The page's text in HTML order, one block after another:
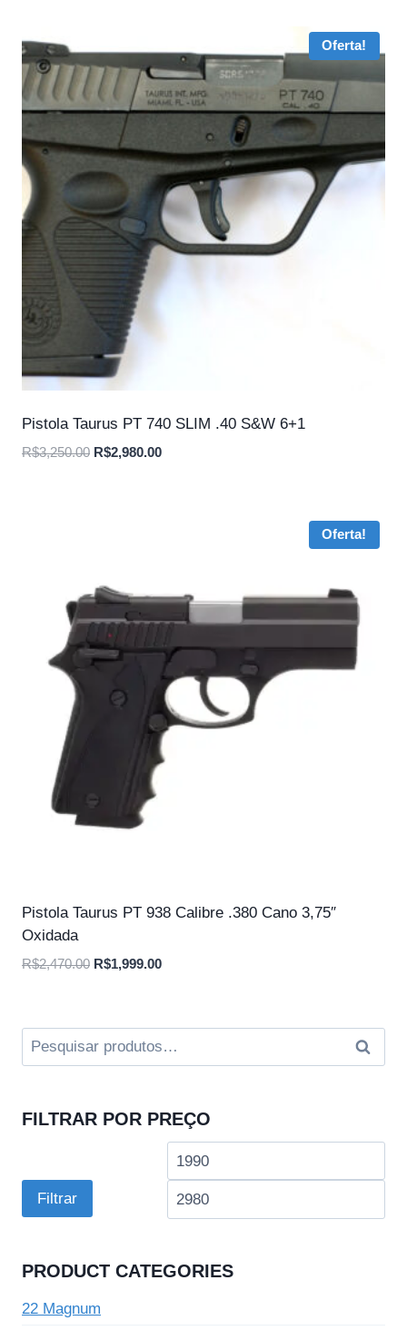
Oferta!
Pistola Taurus PT 740 SLIM .40 S&W 6+1
R$3,250.00 O
R$2,980.00O
Oferta!
Pistola Taurus PT 938 Calibre .380 Cano 3,75″
Oxidada
R$2,470.00 O
era:
R$2,470.00.
R$1,999.00O
é:
R$1,999.00.
Pesquisar
por:
FILTRAR POR PREÇO
Preço
Filtrar
PRODUCT CATEGORIES
22 Magnum